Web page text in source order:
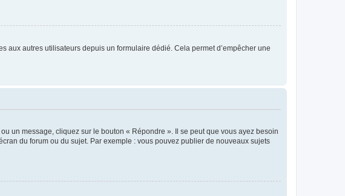
autres utilisateurs depuis un formulaire dédié. Cela permet d’empêcher une
un message, cliquez sur le bouton « Répondre ». Il se peut que vous ayez besoin
du forum ou du sujet. Par exemple : vous pouvez publier de nouveaux sujets